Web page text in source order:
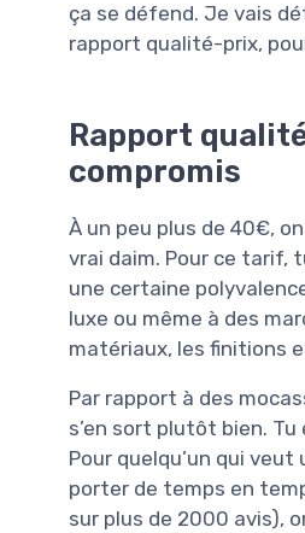
ça se défend. Je vais
rapport qualité-prix,
Rapport
compromis
À un peu plus de 40€,
vrai daim. Pour ce tarif,
une certaine
luxe ou même à des
matériaux, les finitions
Par rapport à des
s’en sort plutôt bien.
Pour quelqu’un qui veut
porter de temps en
sur plus de 2000 avis),